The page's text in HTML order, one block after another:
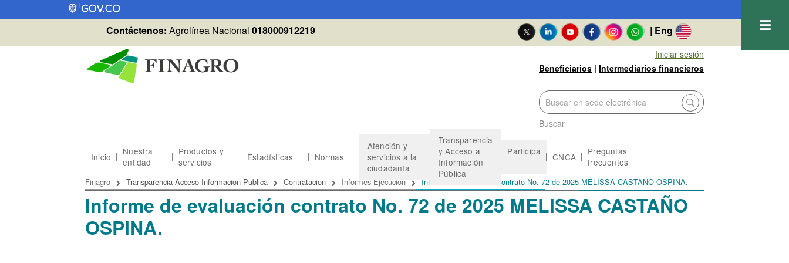
Pasar al contenido principal
Contáctenos: Agrolínea Nacional 018000912219 | Eng
Iniciar sesión
Beneficiarios | Intermediarios financieros
Buscar
Inicio
Nuestra
entidad
Productos y
servicios
Estadísticas Normas
Atención y
servicios a la
ciudadanía
Transparencia
y Acceso a
Información
Pública
Participa CNCA
Preguntas
frecuentes
Informe de evaluación contrato No. 72 de 2025 MELISSA CASTAÑO
OSPINA.
Sobrescribir enlaces de ayuda a la navegación
Finagro Transparencia Acceso Informacion Publica Contratacion Informes Ejecucion Informe de evaluación contrato No. 72 de 2025 MELISSA CASTAÑO OSPINA.